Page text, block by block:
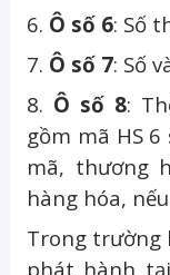
6. Ô số 6: Số
7. Ô số 7: Số
8. Ô số 8:
gồm mã HS
mã, thương
hàng hóa,
Trong trường
phát hành